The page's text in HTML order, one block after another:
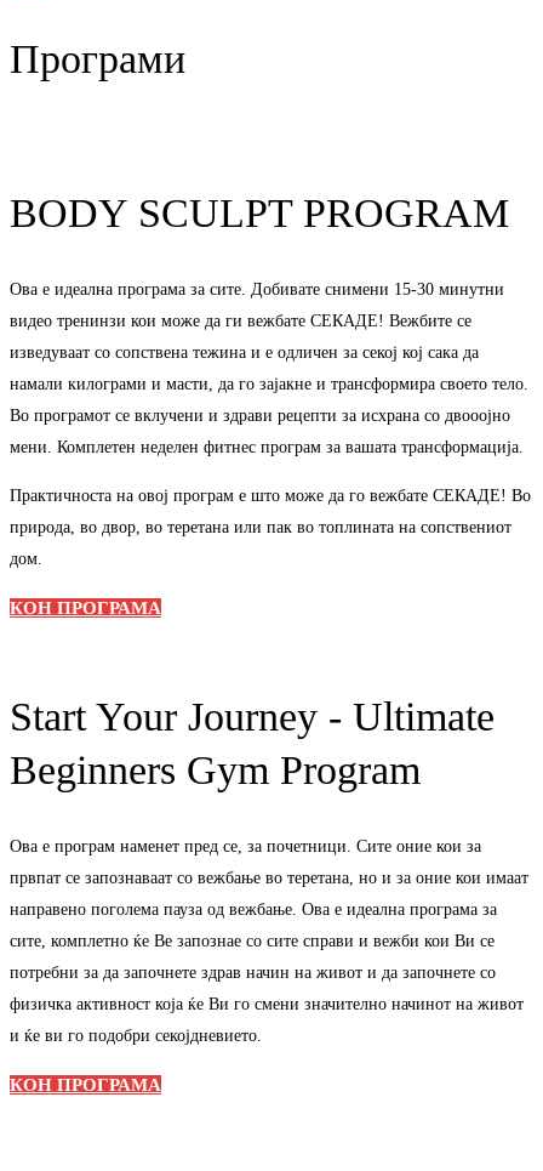
Програми
BODY SCULPT PROGRAM
Ова е идеална програма за сите. Добивате снимени 15-30 минутни
видео тренинзи кои може да ги вежбате СЕКАДЕ! Вежбите се
изведуваат со сопствена тежина и е одличен за секој кој сака да
намали килограми и масти, да го зајакне и трансформира своето тело.
Во програмот се вклучени и здрави рецепти за исхрана со двооојно
мени. Комплетен неделен фитнес програм за вашата трансформација.
Практичноста на овој програм е што може да го вежбате СЕКАДЕ! Во
природа, во двор, во теретана или пак во топлината на сопствениот
дом.
КОН ПРОГРАМА
Start Your Journey - Ultimate
Beginners Gym Program
Ова е програм наменет пред се, за почетници. Сите оние кои за
првпат се запознаваат со вежбање во теретана, но и за оние кои имаат
направено поголема пауза од вежбање. Ова е идеална програма за
сите, комплетно ќе Ве запознае со сите справи и вежби кои Ви се
потребни за да започнете здрав начин на живот и да започнете со
физичка активност која ќе Ви го смени значително начинот на живот
и ќе ви го подобри секојдневието.
КОН ПРОГРАМА